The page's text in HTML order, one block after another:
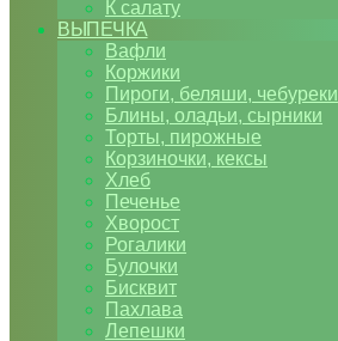
К салату
ВЫПЕЧКА
Вафли
Коржики
Пироги, беляши, чебуреки
Блины, оладьи, сырники
Торты, пирожные
Корзиночки, кексы
Хлеб
Печенье
Хворост
Рогалики
Булочки
Бисквит
Пахлава
Лепешки